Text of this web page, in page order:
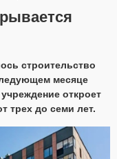
строительство
месяце
откроет
трех до семи лет.